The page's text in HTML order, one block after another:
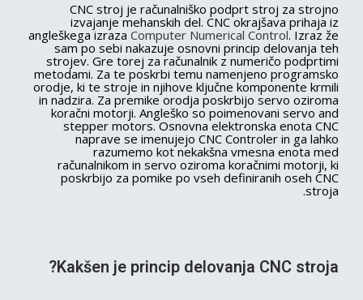
CNC stroj je računalniško podprt stroj za strojno
izvajanje mehanskih del. CNC okrajšava prihaja iz
angleškega izraza Computer Numerical Control. Izraz že
sam po sebi nakazuje osnovni princip delovanja teh
strojev. Gre torej za računalnik z numeričo podprtimi
metodami. Za te poskrbi temu namenjeno programsko
orodje, ki te stroje in njihove ključne komponente krmili
in nadzira. Za premike orodja poskrbijo servo oziroma
koračni motorji. Angleško so poimenovani servo and
stepper motors. Osnovna elektronska enota CNC
naprave se imenujejo CNC Controler in ga lahko
razumemo kot nekakšna vmesna enota med
računalnikom in servo oziroma koračnimi motorji, ki
poskrbijo za pomike po vseh definiranih oseh CNC
stroja.
Kakšen je princip delovanja CNC stroja?